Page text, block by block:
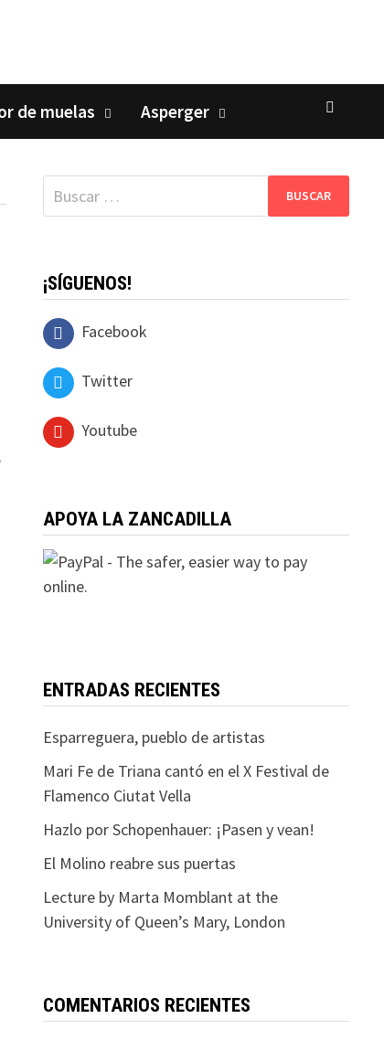
de muelas Asperger
Buscar:
¡SÍGUENOS!
Facebook
Twitter
Youtube
APOYA LA ZANCADILLA
ENTRADAS RECIENTES
Esparreguera, pueblo de artistas
Mari Fe de Triana cantó en el X Festival de
Flamenco Ciutat Vella
Hazlo por Schopenhauer: ¡Pasen y vean!
El Molino reabre sus puertas
Lecture by Marta Momblant at the
University of Queen’s Mary, London
COMENTARIOS RECIENTES